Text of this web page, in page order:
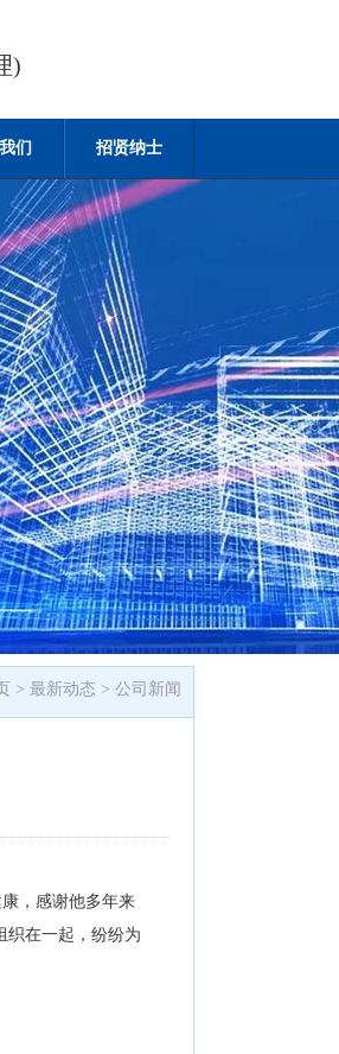
)
们 招贤纳士
> 最新动态 > 公司新闻
，感谢他多年来
织在一起，纷纷为